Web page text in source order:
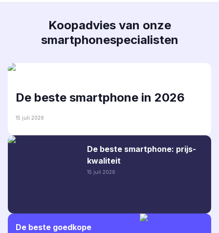
Koopadvies van onze
smartphonespecialisten
De beste smartphone in 2026
15 juli 2026
De beste smartphone: prijs-
kwaliteit
15 juli 2026
De beste goedkope